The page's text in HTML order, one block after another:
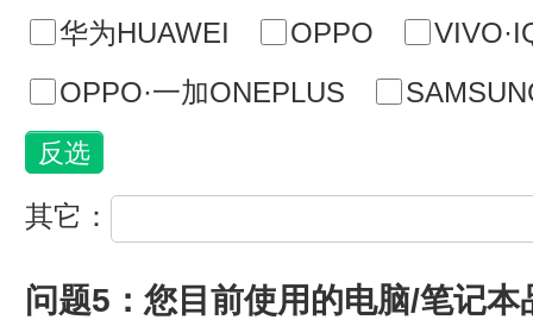
华为HUAWEI
OPPO
OPPO·一加ONEPLUS
其它：
问题5：您目前使用的电脑/笔记本